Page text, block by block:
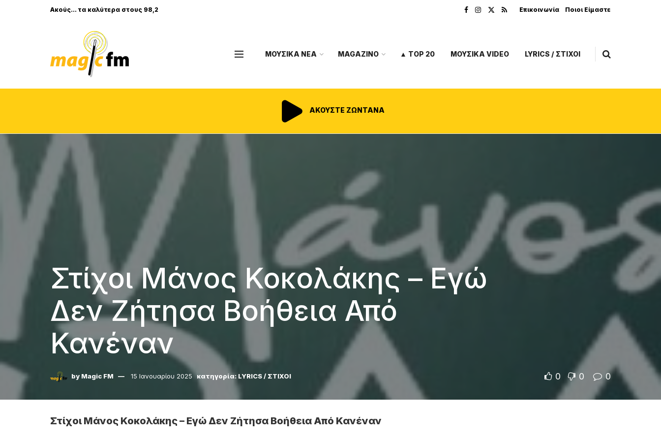
Ακούς... τα καλύτερα στους 98,2 Επικοινωνία Ποιοι Είμαστε
ΜΟΥΣΙΚΑ ΝΕΑ MAGAZINO ▲ TOP 20 ΜΟΥΣΙΚΑ VIDEO LYRICS / ΣΤΙΧΟΙ
ΑΚΟΥΣΤΕ ΖΩΝΤΑΝΑ
Στίχοι Μάνος Κοκολάκης – Εγώ
Δεν Ζήτησα Βοήθεια Από
Κανέναν
by Magic FM 15 Ιανουαρίου 2025 κατηγορία: LYRICS / ΣΤΙΧΟΙ 0 0 0
Στίχοι Μάνος Κοκολάκης – Εγώ Δεν Ζήτησα Βοήθεια Από Κανέναν